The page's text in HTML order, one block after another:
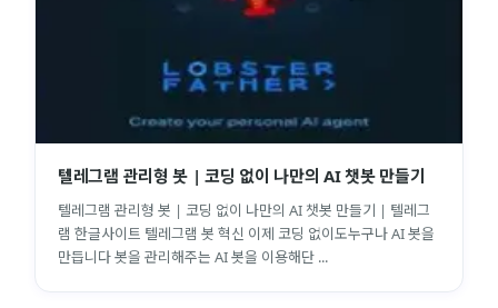
텔레그램 관리형 봇 | 코딩 없이 나만의 AI 챗봇 만들기
텔레그램 관리형 봇 | 코딩 없이 나만의 AI 챗봇 만들기 | 텔레그
램 한글사이트 텔레그램 봇 혁신 이제 코딩 없이도누구나 AI 봇을
만듭니다 봇을 관리해주는 AI 봇을 이용해단 ...